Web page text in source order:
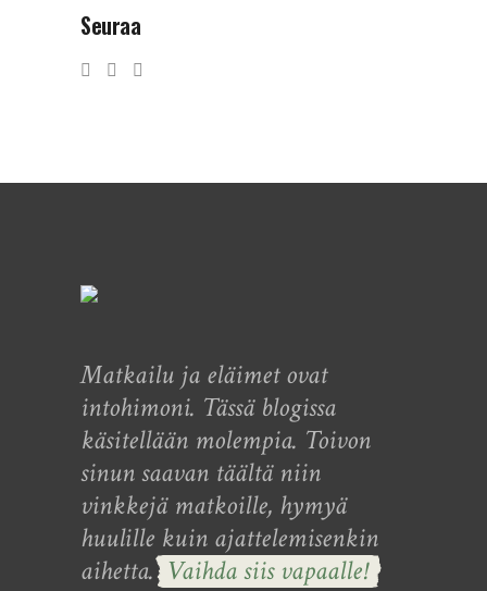
Seuraa
Matkailu ja eläimet ovat
intohimoni. Tässä blogissa
käsitellään molempia. Toivon
sinun saavan täältä niin
vinkkejä matkoille, hymyä
huulille kuin ajattelemisenkin
aihetta. Vaihda siis vapaalle!